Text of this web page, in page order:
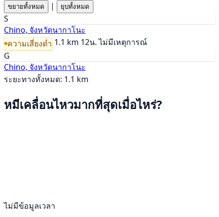
ขยายทั้งหมด | ยุบทั้งหมด
S
Chino, จังหวัดนากาโนะ
ความเสี่ยงต่ำ 1.1 km 12น. ไม่มีเหตุการณ์
G
Chino, จังหวัดนากาโนะ
ระยะทางทั้งหมด: 1.1 km
หมีเคลื่อนไหวมากที่สุดเมื่อไหร่?
ไม่มีข้อมูลเวลา